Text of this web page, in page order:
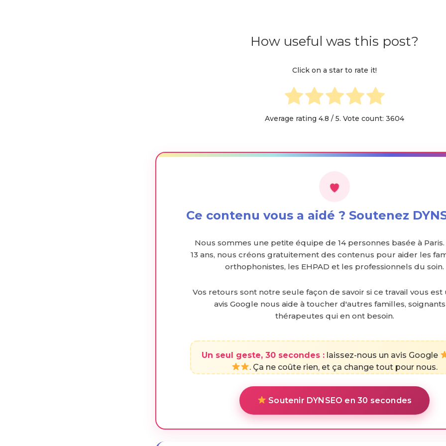
How useful was this post?
Click on a star to rate it!
Average rating 4.8 / 5. Vote count: 3604
Ce contenu vous a aidé ? Soutenez
Nous sommes une petite équipe de 14 personnes basée à
13 ans, nous créons gratuitement des contenus pour aider les
orthophonistes, les EHPAD et les professionnels du soin.
Vos retours sont notre seule façon de savoir si ce travail vous est
avis Google nous aide à toucher d'autres familles,
thérapeutes qui en ont besoin.
Un seul geste, 30 secondes : laissez-nous un avis Google
. Ça ne coûte rien, et ça change tout pour nous.
Soutenir DYNSEO en 30 secondes